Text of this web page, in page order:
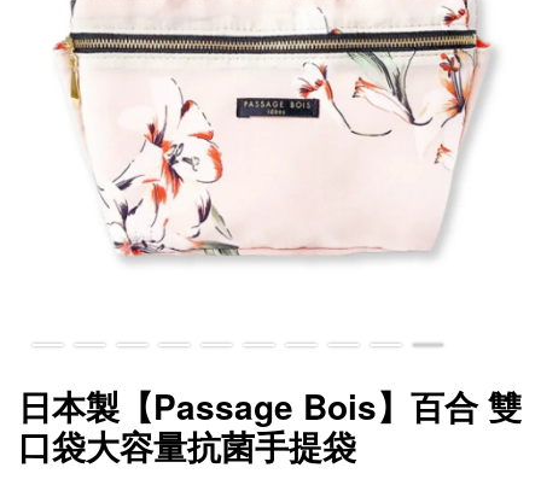
日本製【Passage Bois】百合 雙
口袋大容量抗菌手提袋